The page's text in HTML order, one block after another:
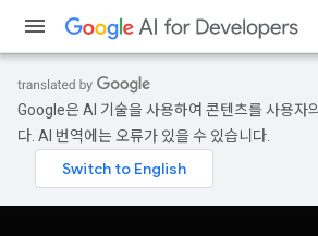
Google은 AI 기술을 사용하여 콘텐츠를 사용자
다. AI 번역에는 오류가 있을 수 있습니다.